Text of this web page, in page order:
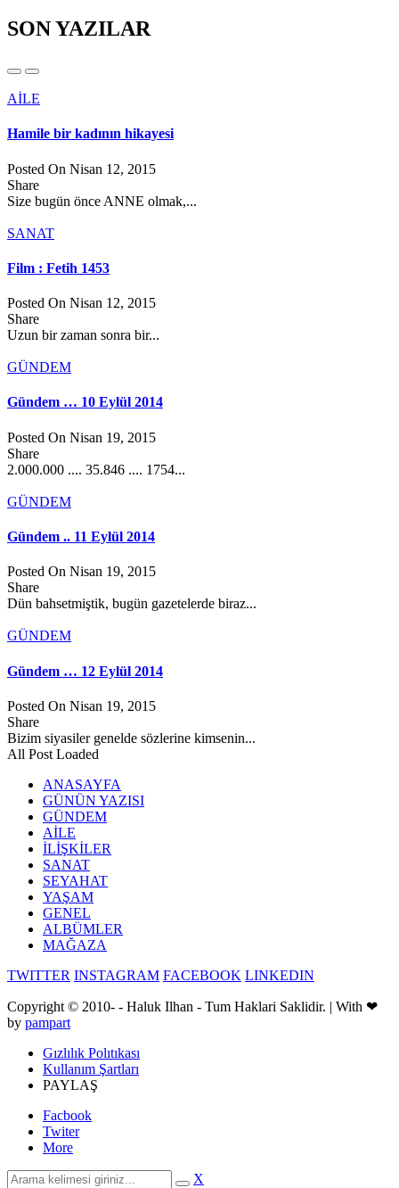
SON YAZILAR
AİLE
Hamile bir kadının hikayesi
Posted On Nisan 12, 2015
Share
Size bugün önce ANNE olmak,...
SANAT
Film : Fetih 1453
Posted On Nisan 12, 2015
Share
Uzun bir zaman sonra bir...
GÜNDEM
Gündem … 10 Eylül 2014
Posted On Nisan 19, 2015
Share
2.000.000 .... 35.846 .... 1754...
GÜNDEM
Gündem .. 11 Eylül 2014
Posted On Nisan 19, 2015
Share
Dün bahsetmiştik, bugün gazetelerde biraz...
GÜNDEM
Gündem … 12 Eylül 2014
Posted On Nisan 19, 2015
Share
Bizim siyasiler genelde sözlerine kimsenin...
All Post Loaded
ANASAYFA
GÜNÜN YAZISI
GÜNDEM
AİLE
İLİŞKİLER
SANAT
SEYAHAT
YAŞAM
GENEL
ALBÜMLER
MAĞAZA
TWITTER INSTAGRAM FACEBOOK LINKEDIN
Copyright © 2010- - Haluk Ilhan - Tum Haklari Saklidir. | With ❤
by pampart
Gızlılık Polıtıkası
Kullanım Şartları
PAYLAŞ
Facbook
Twiter
More
X